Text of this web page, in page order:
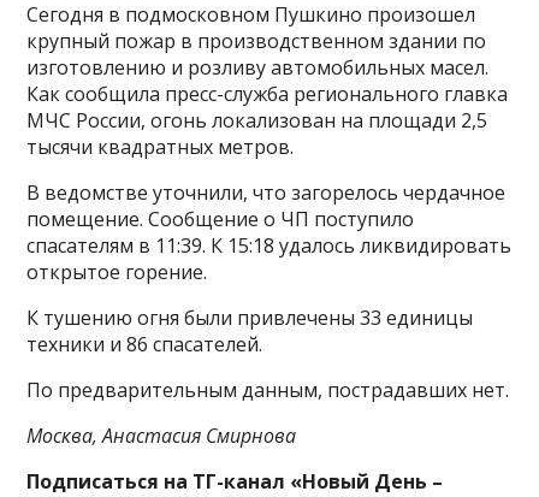
Сегодня в подмосковном Пушкино произошел
крупный пожар в производственном здании по
изготовлению и розливу автомобильных масел.
Как сообщила пресс-служба регионального главка
МЧС России, огонь локализован на площади 2,5
тысячи квадратных метров.
В ведомстве уточнили, что загорелось чердачное
помещение. Сообщение о ЧП поступило
спасателям в 11:39. К 15:18 удалось ликвидировать
открытое горение.
К тушению огня были привлечены 33 единицы
техники и 86 спасателей.
По предварительным данным, пострадавших нет.
Москва, Анастасия Смирнова
Подписаться на ТГ-канал «Новый День –